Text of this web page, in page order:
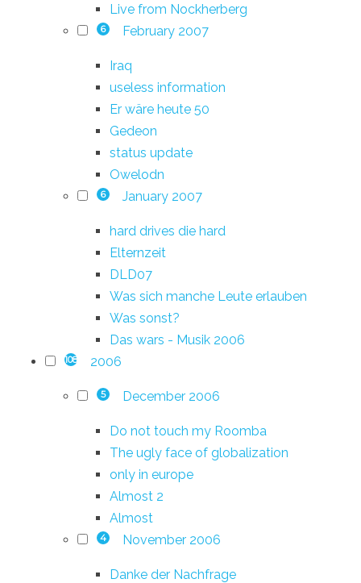
Live from Nockherberg
6 February 2007
Iraq
useless information
Er wäre heute 50
Gedeon
status update
Owelodn
6 January 2007
hard drives die hard
Elternzeit
DLD07
Was sich manche Leute erlauben
Was sonst?
Das wars - Musik 2006
108 2006
5 December 2006
Do not touch my Roomba
The ugly face of globalization
only in europe
Almost 2
Almost
4 November 2006
Danke der Nachfrage